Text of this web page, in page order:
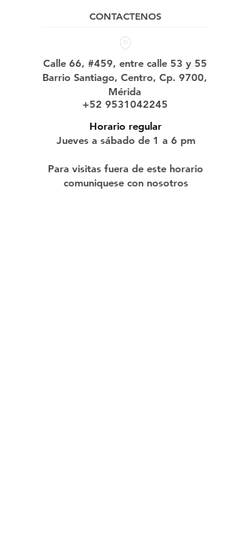
CONTACTENOS
Calle 66, #459, entre calle 53 y 55
Barrio Santiago, Centro, Cp. 9700,
Mérida
+52 9531042245
Horario regular
Jueves a sábado de 1 a 6 pm
Para visitas fuera de este horario
comuniquese con nosotros